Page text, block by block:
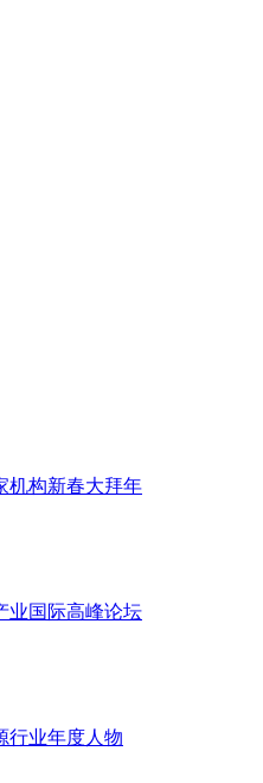
机构新春大拜年
业国际高峰论坛
行业年度人物